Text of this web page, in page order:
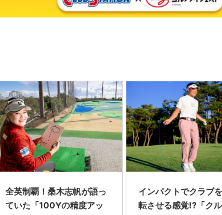
全英制覇！桑木志帆が語っ
ていた「100Yの精度アッ
インパクトでクラブ
転させる感覚!?「ク